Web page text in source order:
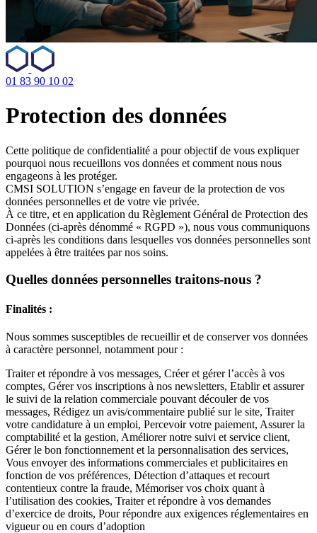
01 83 90 10 02
Protection des données
Cette politique de confidentialité a pour objectif de vous expliquer
pourquoi nous recueillons vos données et comment nous nous
engageons à les protéger.
CMSI SOLUTION s’engage en faveur de la protection de vos
données personnelles et de votre vie privée.
À ce titre, et en application du Règlement Général de Protection des
Données (ci-après dénommé « RGPD »), nous vous communiquons
ci-après les conditions dans lesquelles vos données personnelles sont
appelées à être traitées par nos soins.
Quelles données personnelles traitons-nous ?
Finalités :
Nous sommes susceptibles de recueillir et de conserver vos données
à caractère personnel, notamment pour :
Traiter et répondre à vos messages, Créer et gérer l’accès à vos
comptes, Gérer vos inscriptions à nos newsletters, Etablir et assurer
le suivi de la relation commerciale pouvant découler de vos
messages, Rédigez un avis/commentaire publié sur le site, Traiter
votre candidature à un emploi, Percevoir votre paiement, Assurer la
comptabilité et la gestion, Améliorer notre suivi et service client,
Gérer le bon fonctionnement et la personnalisation des services,
Vous envoyer des informations commerciales et publicitaires en
fonction de vos préférences, Détection d’attaques et recourt
contentieux contre la fraude, Mémoriser vos choix quant à
l’utilisation des cookies, Traiter et répondre à vos demandes
d’exercice de droits, Pour répondre aux exigences réglementaires en
vigueur ou en cours d’adoption